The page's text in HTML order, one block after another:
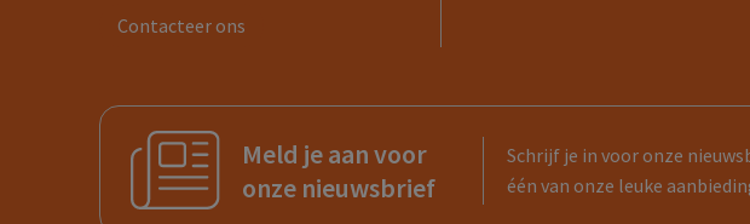
Contacteer ons
Meld je aan voor
onze nieuwsbrief
Schrijf je in voor onze
één van onze leuke